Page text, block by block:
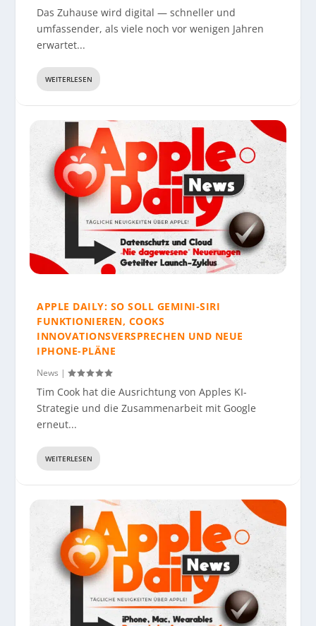
Das Zuhause wird digital — schneller und
umfassender, als viele noch vor wenigen Jahren
erwartet...
WEITERLESEN
APPLE DAILY: SO SOLL GEMINI-SIRI
FUNKTIONIEREN, COOKS
INNOVATIONSVERSPRECHEN UND NEUE
IPHONE-PLÄNE
News |
Tim Cook hat die Ausrichtung von Apples KI-
Strategie und die Zusammenarbeit mit Google
erneut...
WEITERLESEN